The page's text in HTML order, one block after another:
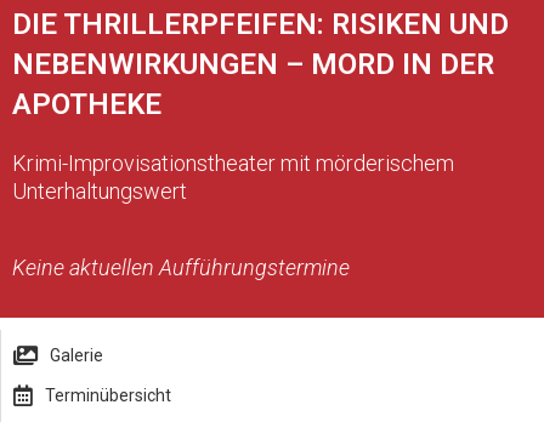
DIE THRILLERPFEIFEN: RISIKEN UND
NEBENWIRKUNGEN – MORD IN DER
APOTHEKE
Krimi-Improvisationstheater mit mörderischem
Unterhaltungswert
Keine aktuellen Aufführungstermine
Galerie
Terminübersicht